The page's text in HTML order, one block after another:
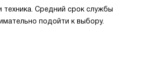
техника. Средний срок службы
подойти к выбору.